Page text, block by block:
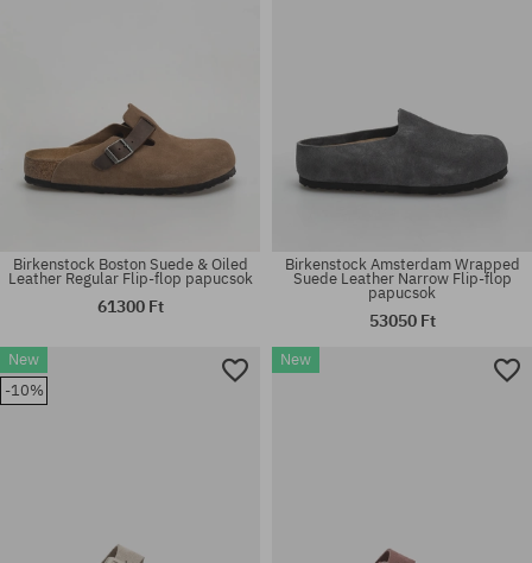
Elérhető méretek:
36; 37; 38; 39; 40; 41
Elérhető méretek:
38; 39; 40
Birkenstock Boston Suede & Oiled
Leather Regular Flip-flop papucsok
61300 Ft
Birkenstock Amsterdam Wrapped
Suede Leather Narrow Flip-flop
papucsok
53050 Ft
New
-10%
New